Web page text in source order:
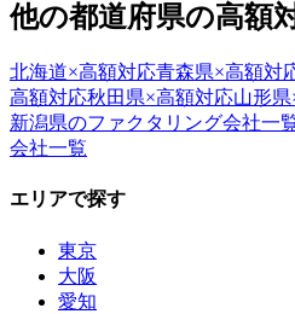
他の都道府県の高額
北海道×高額対応青森県×高額対
高額対応秋田県×高額対応山形県
新潟県のファクタリング会社一
会社一覧
エリアで探す
東京
大阪
愛知